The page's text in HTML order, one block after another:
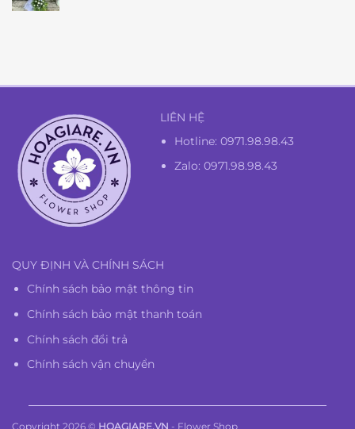
LIÊN HỆ
Hotline:0971.98.98.43
Zalo: 0971.98.98.43
QUY ĐỊNH VÀ CHÍNH SÁCH
Chính sách bảo mật thông tin
Chính sách bảo mật thanh toán
Chính sách đổi trả
Chính sách vận chuyển
Copyright 2026 © HOAGIARE.VN - Flower Shop